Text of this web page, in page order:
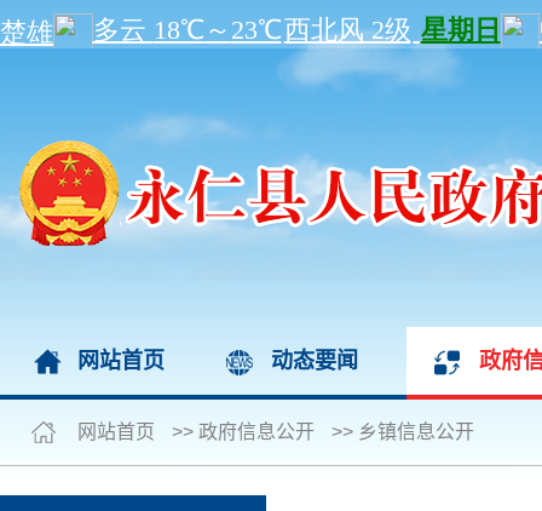
网站首页 动态要闻 政府
网站首页 >> 政府信息公开 >> 乡镇信息公开